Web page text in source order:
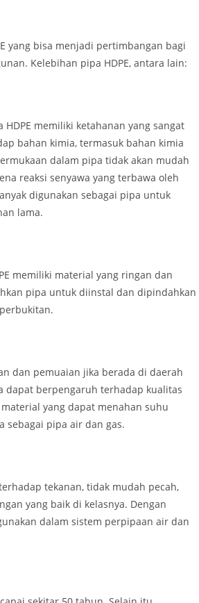
yang bisa menjadi pertimbangan bagi
Kelebihan pipa HDPE, antara lain:
memiliki ketahanan yang sangat
bahan kimia, termasuk bahan kimia
dalam pipa tidak akan mudah
reaksi senyawa yang terbawa oleh
digunakan sebagai pipa untuk
lama.
memiliki material yang ringan dan
pipa untuk diinstal dan dipindahkan
dan pemuaian jika berada di daerah
dapat berpengaruh terhadap kualitas
yang dapat menahan suhu
sebagai pipa air dan gas.
tekanan, tidak mudah pecah,
yang baik di kelasnya. Dengan
dalam sistem perpipaan air dan